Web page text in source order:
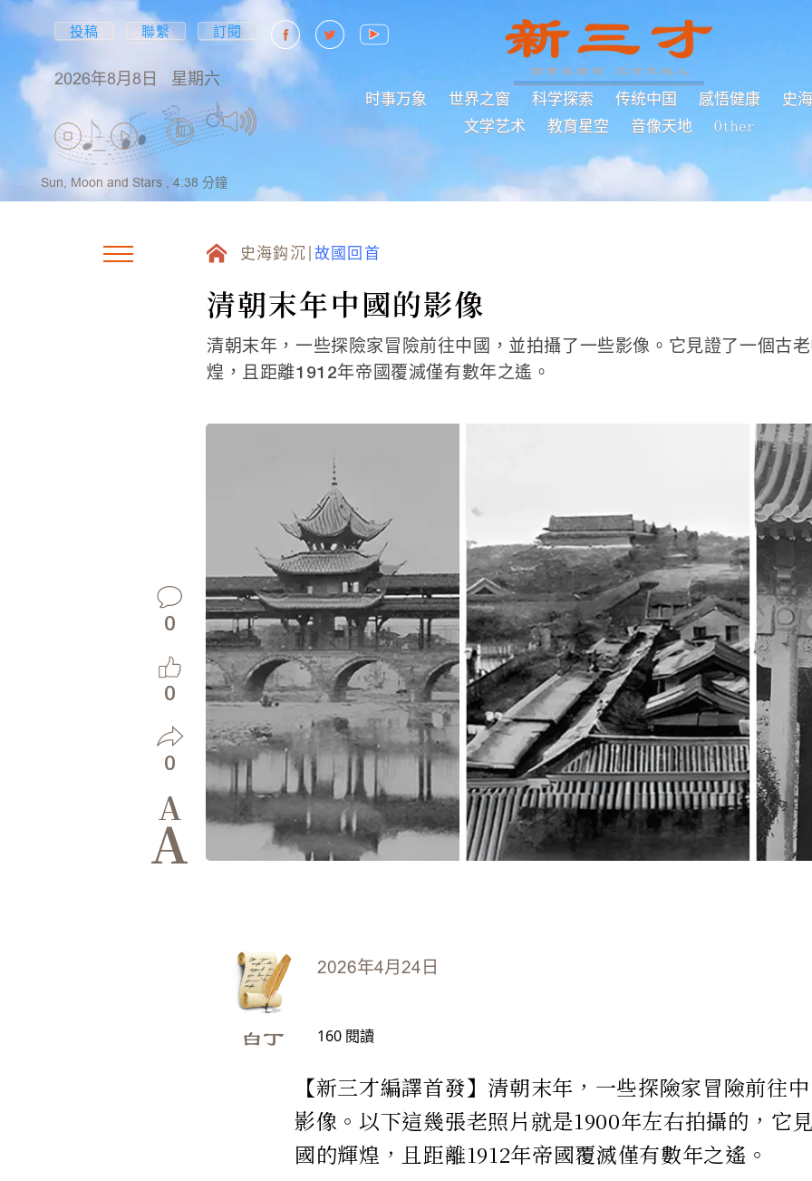
投稿 聯繫 訂閱
2026年8月8日 星期六
时事万象 世界之窗 科学探索 传统中国 感悟健康
史
文学艺术
教育星空 音像天地 Other
Sun, Moon and Stars , 4:38 分鐘
史海鈎沉 故國回首
清朝末年中國的影像
清朝末年，一些探險家冒險前往中國，並拍攝了一些影像。它見證了一個古
煌，且距離1912年帝國覆滅僅有數年之遙。
0
0
0
A
A
2026年4月24日
白丁 160 閱讀
【新三才編譯首發】清朝末年，一些探險家冒險前往
影像。以下這幾張老照片就是1900年左右拍攝的，它
國的輝煌，且距離1912年帝國覆滅僅有數年之遙。